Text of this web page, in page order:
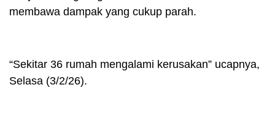
membawa dampak yang cukup parah.
“Sekitar 36 rumah mengalami kerusakan” ucapnya,
Selasa (3/2/26).